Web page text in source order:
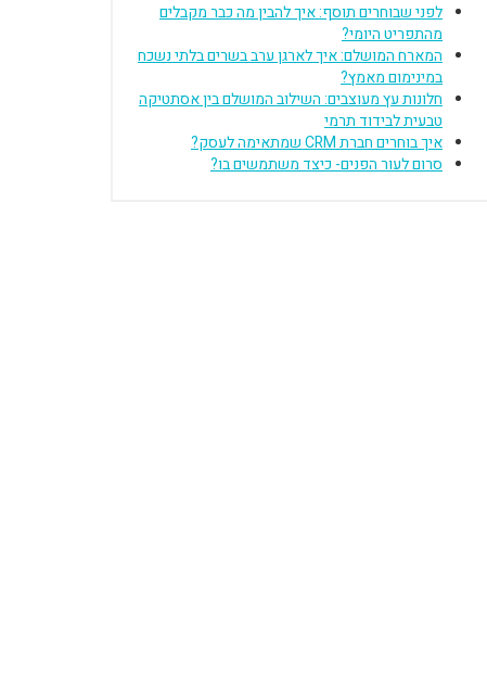
לפני שבוחרים תוסף: איך להבין מה כבר מקבלים
מהתפריט היומי?
המארח המושלם: איך לארגן ערב בשרים בלתי נשכח
במינימום מאמץ?
חלונות עץ מעוצבים: השילוב המושלם בין אסתטיקה
טבעית לבידוד תרמי
איך בוחרים חברת CRM שמתאימה לעסק?
סרום לעור הפנים- כיצד משתמשים בו?